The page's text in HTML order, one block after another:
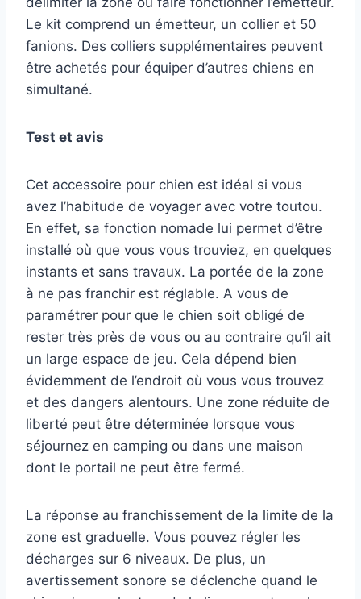
Le kit comprend un émetteur, un collier et 50
fanions. Des colliers supplémentaires peuvent
être achetés pour équiper d’autres chiens en
simultané.
Test et avis
Cet accessoire pour chien est idéal si vous
avez l’habitude de voyager avec votre toutou.
En effet, sa fonction nomade lui permet d’être
installé où que vous vous trouviez, en quelques
instants et sans travaux. La portée de la zone
à ne pas franchir est réglable. A vous de
paramétrer pour que le chien soit obligé de
rester très près de vous ou au contraire qu’il ait
un large espace de jeu. Cela dépend bien
évidemment de l’endroit où vous vous trouvez
et des dangers alentours. Une zone réduite de
liberté peut être déterminée lorsque vous
séjournez en camping ou dans une maison
dont le portail ne peut être fermé.
La réponse au franchissement de la limite de la
zone est graduelle. Vous pouvez régler les
décharges sur 6 niveaux. De plus, un
avertissement sonore se déclenche quand le